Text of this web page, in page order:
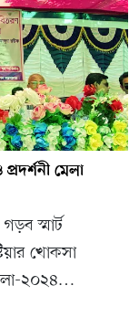
মেলা
স্মার্ট
খোকসা
২০২৪…